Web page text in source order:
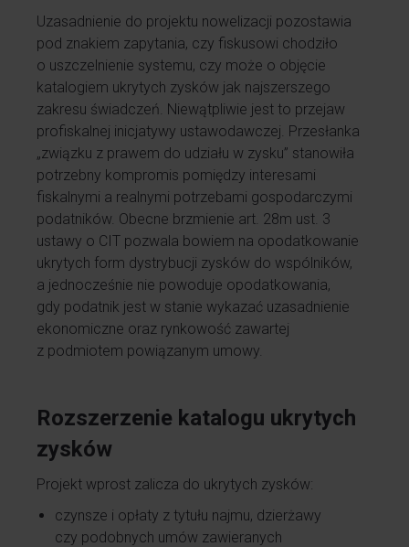
Uzasadnienie do projektu nowelizacji pozostawia
pod znakiem zapytania, czy fiskusowi chodziło
o uszczelnienie systemu, czy może o objęcie
katalogiem ukrytych zysków jak najszerszego
zakresu świadczeń. Niewątpliwie jest to przejaw
profiskalnej inicjatywy ustawodawczej. Przesłanka
„związku z prawem do udziału w zysku” stanowiła
potrzebny kompromis pomiędzy interesami
fiskalnymi a realnymi potrzebami gospodarczymi
podatników. Obecne brzmienie art. 28m ust. 3
ustawy o CIT pozwala bowiem na opodatkowanie
ukrytych form dystrybucji zysków do wspólników,
a jednocześnie nie powoduje opodatkowania,
gdy podatnik jest w stanie wykazać uzasadnienie
ekonomiczne oraz rynkowość zawartej
z podmiotem powiązanym umowy.
Rozszerzenie katalogu ukrytych
zysków
Projekt wprost zalicza do ukrytych zysków:
czynsze i opłaty z tytułu najmu, dzierżawy
czy podobnych umów zawieranych